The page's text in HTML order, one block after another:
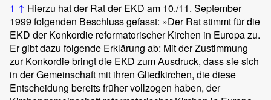
1 ↑ Hierzu hat der Rat der EKD am 10./11. September
1999 folgenden Beschluss gefasst: »Der Rat stimmt für die
EKD der Konkordie reformatorischer Kirchen in Europa zu.
Er gibt dazu folgende Erklärung ab: Mit der Zustimmung
zur Konkordie bringt die EKD zum Ausdruck, dass sie sich
in der Gemeinschaft mit ihren Gliedkirchen, die diese
Entscheidung bereits früher vollzogen haben, der